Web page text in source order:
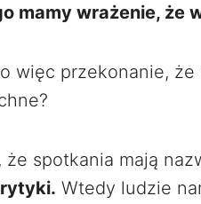
mamy wrażenie, że
więc przekonanie,
że spotkania mają
Wtedy ludzie